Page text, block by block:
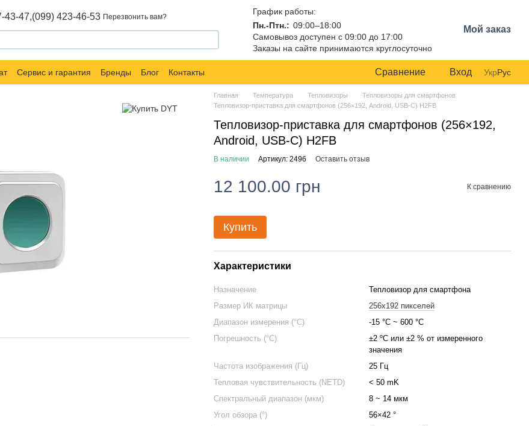
43-47,(099) 423-46-53 Перезвонить вам?
График работы:
Пн.-Птн.: 09:00–18:00
Самовывоз доступен с 09:00 до 17:00
Заказы на сайте принимаются круглосуточно
Мой заказ
Сервис и гарантия Бренды Блог Контакты Сравнение Вход УкрРус
Главная Температура Тепловизоры
Тепловизоры для смартфонов
Тепловизор-приставка для смартфонов (256×192, Android, USB-C) H2FB
Тепловизор-приставка для смартфонов (256×192,
Android, USB-C) H2FB
В наличии Артикул: 2496 Оставить отзыв
12 100.00 грн К сравнению
Купить
Характеристики
Назначение
Тепловизор для смартфона
Размер ИК матрицы
256x192 пикселей
Диапазон измерения (°C)
-15 °C ~ 600 °C
Погрешность (°C)
±2 ºC или ±2 % от измеренного
значения
Частота изображения (Гц)
25 Гц
Тепловая чувствительность (NETD)
< 50 mK
Спектральный диапазон (мкм)
8 ~ 14 мкм
Угол обзора (°)
56×42 °